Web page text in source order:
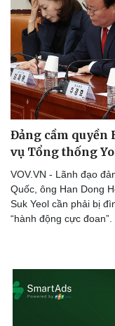
Đảng cầm quyền
vụ Tổng thống
VOV.VN - Lãnh đạo
Quốc, ông Han Dong
Suk Yeol cần phải bị
“hành động cực đoan”.